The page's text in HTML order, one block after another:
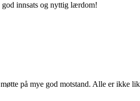
innsats og nyttig lærdom!
på mye god motstand. Alle er ikke